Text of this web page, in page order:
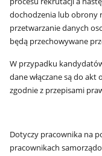
dochodzenia lub obrony
przetwarzanie danych
będą przechowywane
W przypadku
dane włączane są do
zgodnie z przepisami
Dotyczy pracownika na
pracownikach